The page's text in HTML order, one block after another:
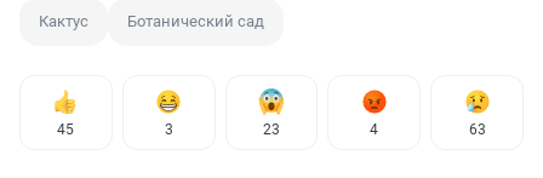
Кактус Ботанический сад
45 3 23 4 63